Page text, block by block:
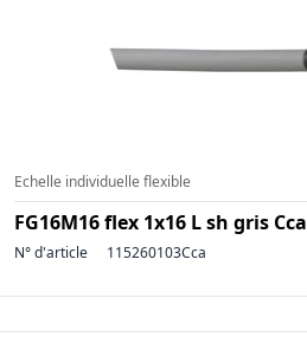
Echelle individuelle flexible
FG16M16 flex 1x16 L sh gris Cca
N° d'article 115260103Cca